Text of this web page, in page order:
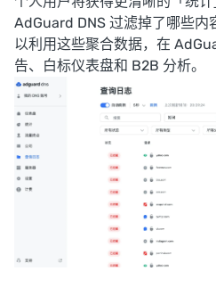
AdGuard DNS 过滤掉了哪些内
以利用这些聚合数据，在
告、白标仪表盘和 B2B 分析。